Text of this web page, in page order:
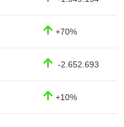
+70%
-2.652.693
+10%